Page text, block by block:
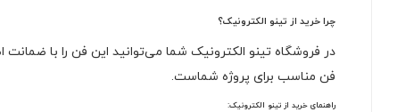
چرا خرید از تینو الکترونیک؟
در فروشگاه تینو الکترونیک شما می‌توانید این فن را با
فن مناسب برای پروژه شماست.
راهنمای خرید از تینو الکترونیک: